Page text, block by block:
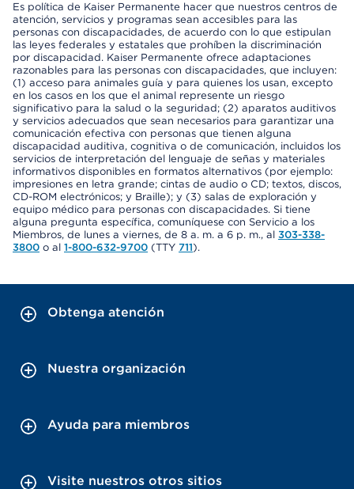
Es política de Kaiser Permanente hacer que nuestros centros de
atención, servicios y programas sean accesibles para las
personas con discapacidades, de acuerdo con lo que estipulan
las leyes federales y estatales que prohíben la discriminación
por discapacidad. Kaiser Permanente ofrece adaptaciones
razonables para las personas con discapacidades, que incluyen:
(1) acceso para animales guía y para quienes los usan, excepto
en los casos en los que el animal represente un riesgo
significativo para la salud o la seguridad; (2) aparatos auditivos
y servicios adecuados que sean necesarios para garantizar una
comunicación efectiva con personas que tienen alguna
discapacidad auditiva, cognitiva o de comunicación, incluidos los
servicios de interpretación del lenguaje de señas y materiales
informativos disponibles en formatos alternativos (por ejemplo:
impresiones en letra grande; cintas de audio o CD; textos, discos,
CD-ROM electrónicos; y Braille); y (3) salas de exploración y
equipo médico para personas con discapacidades. Si tiene
alguna pregunta específica, comuníquese con Servicio a los
Miembros, de lunes a viernes, de 8 a. m. a 6 p. m., al 303-338-
3800 o al 1-800-632-9700 (TTY 711).
Obtenga atención
Nuestra organización
Ayuda para miembros
Visite nuestros otros sitios